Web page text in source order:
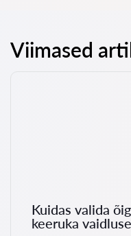
Viimased
Kuidas valida
keeruka